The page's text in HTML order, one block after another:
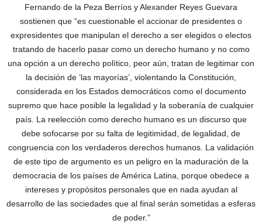
Fernando de la Peza Berríos y Alexander Reyes Guevara
sostienen que “es cuestionable el accionar de presidentes o
expresidentes que manipulan el derecho a ser elegidos o electos
tratando de hacerlo pasar como un derecho humano y no como
una opción a un derecho político, peor aún, tratan de legitimar con
la decisión de ‘las mayorías’, violentando la Constitución,
considerada en los Estados democráticos como el documento
supremo que hace posible la legalidad y la soberanía de cualquier
país. La reelección como derecho humano es un discurso que
debe sofocarse por su falta de legitimidad, de legalidad, de
congruencia con los verdaderos derechos humanos. La validación
de este tipo de argumento es un peligro en la maduración de la
democracia de los países de América Latina, porque obedece a
intereses y propósitos personales que en nada ayudan al
desarrollo de las sociedades que al final serán sometidas a esferas
de poder.”